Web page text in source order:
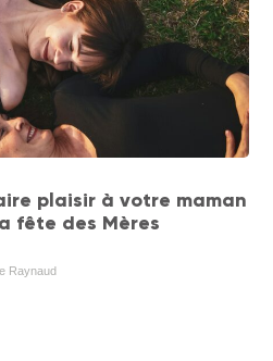
plaisir à votre maman
fête des Mères
Raynaud